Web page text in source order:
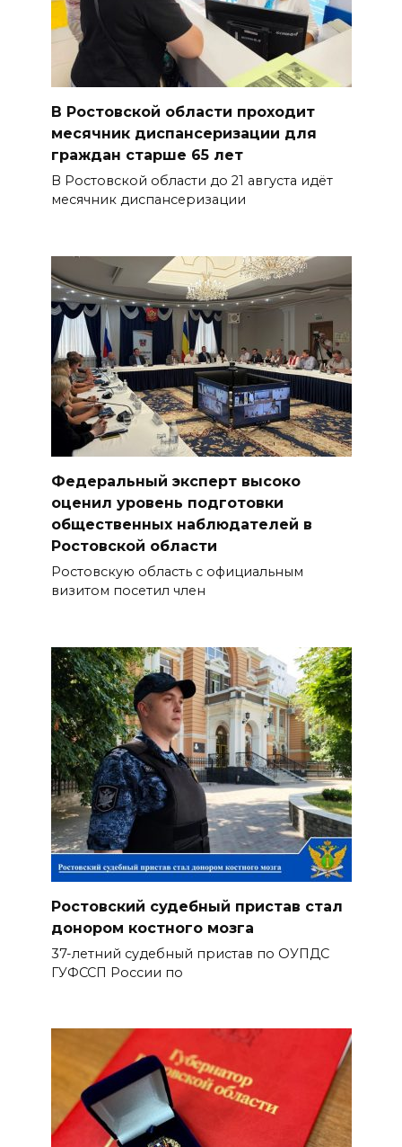
В Ростовской области проходит
месячник диспансеризации для
граждан старше 65 лет
В Ростовской области до 21 августа идёт
месячник диспансеризации
Федеральный эксперт высоко
оценил уровень подготовки
общественных наблюдателей в
Ростовской области
Ростовскую область с официальным
визитом посетил член
Ростовский судебный пристав стал
донором костного мозга
37-летний судебный пристав по ОУПДС
ГУФССП России по